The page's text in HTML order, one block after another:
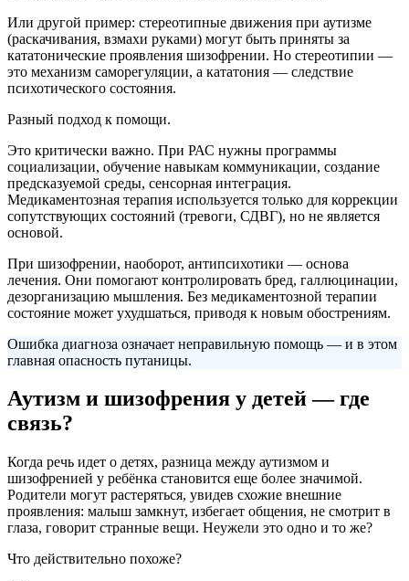
Или другой пример: стереотипные движения при аутизме
(раскачивания, взмахи руками) могут быть приняты за
кататонические проявления шизофрении. Но стереотипии —
это механизм саморегуляции, а кататония — следствие
психотического состояния.
Разный подход к помощи.
Это критически важно. При РАС нужны программы
социализации, обучение навыкам коммуникации, создание
предсказуемой среды, сенсорная интеграция.
Медикаментозная терапия используется только для коррекции
сопутствующих состояний (тревоги, СДВГ), но не является
основой.
При шизофрении, наоборот, антипсихотики — основа
лечения. Они помогают контролировать бред, галлюцинации,
дезорганизацию мышления. Без медикаментозной терапии
состояние может ухудшаться, приводя к новым обострениям.
Ошибка диагноза означает неправильную помощь — и в этом
главная опасность путаницы.
Аутизм и шизофрения у детей — где
связь?
Когда речь идет о детях, разница между аутизмом и
шизофренией у ребёнка становится еще более значимой.
Родители могут растеряться, увидев схожие внешние
проявления: малыш замкнут, избегает общения, не смотрит в
глаза, говорит странные вещи. Неужели это одно и то же?
Что действительно похоже?